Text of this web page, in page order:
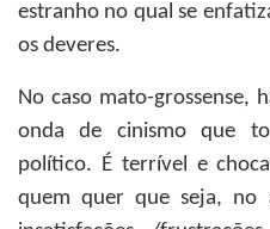
estranho no qual se
os deveres.
No caso mato-grossense,
onda de cinismo que
político. É terrível e
quem quer que seja, no